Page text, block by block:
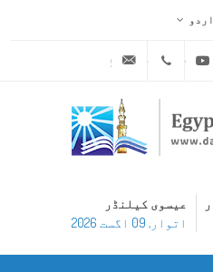
اردو
Youtube
عیسوی کیلنڈر
اتوار, 09 اگست 2026